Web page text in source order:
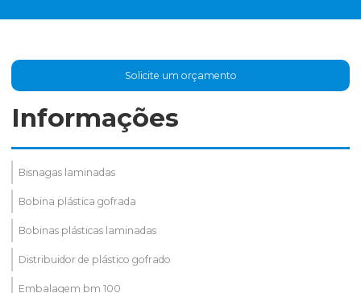
Solicite um orçamento
Informações
Bisnagas laminadas
Bobina plástica gofrada
Bobinas plásticas laminadas
Distribuidor de plástico gofrado
Embalagem bm 100